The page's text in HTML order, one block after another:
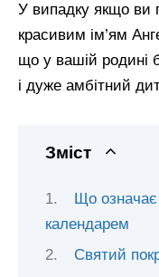
У випадку якщо ви
красивим ім’ям
що у вашій родині
і дуже амбітний
Зміст
Що означає
календарем
Святий